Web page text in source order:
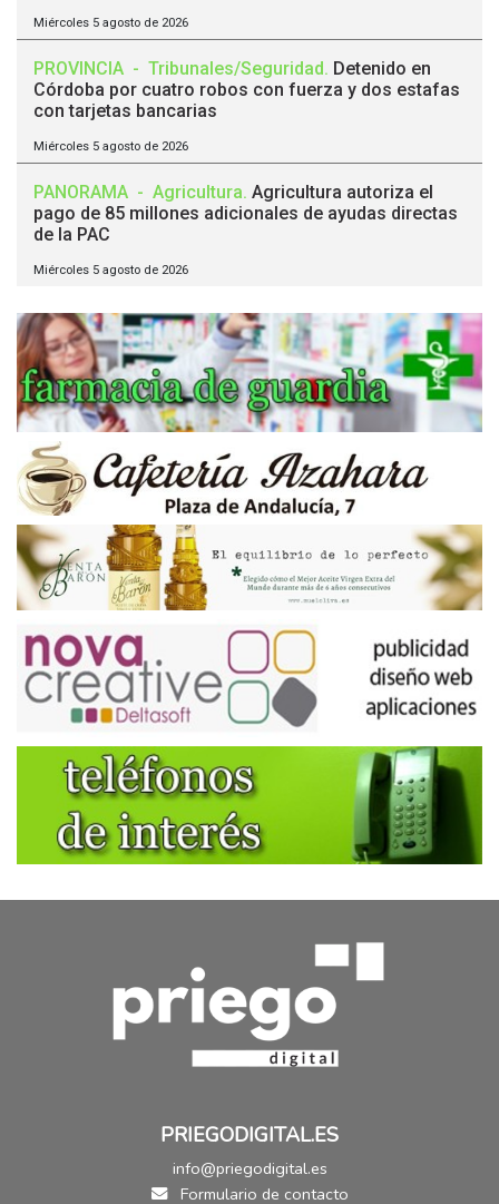
Miércoles 5 agosto de 2026
PROVINCIA - Tribunales/Seguridad. Detenido en
Córdoba por cuatro robos con fuerza y dos estafas
con tarjetas bancarias
Miércoles 5 agosto de 2026
PANORAMA - Agricultura. Agricultura autoriza el
pago de 85 millones adicionales de ayudas directas
de la PAC
Miércoles 5 agosto de 2026
PRIEGODIGITAL.ES
info@priegodigital.es
Formulario de contacto